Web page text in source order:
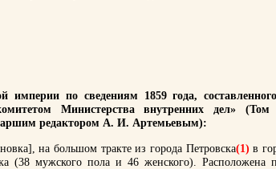
империи по сведениям 1859 года,
Министерства внутренних дел»
редактором А. И. Артемьевым):
на большом тракте из города Петровска(1) в
(38 мужского пола и 46 женского). Расположена